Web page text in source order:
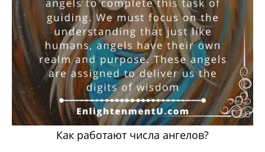
Как работают числа ангелов?